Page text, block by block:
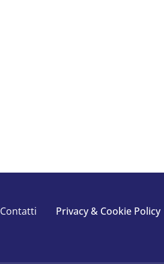
Contatti Privacy & Cookie Policy